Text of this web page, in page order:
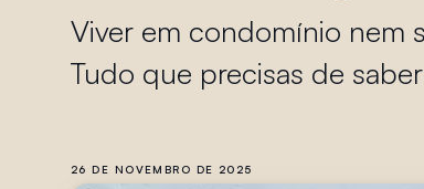
Viver em condomínio nem
Tudo que precisas de
26 DE NOVEMBRO DE 2025